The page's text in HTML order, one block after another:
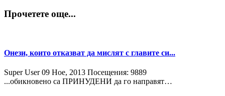
Прочетете още...
Онези, които отказват да мислят с главите си...
Super User 09 Ное, 2013 Посещения: 9889
...обикновено са ПРИНУДЕНИ да го направят…